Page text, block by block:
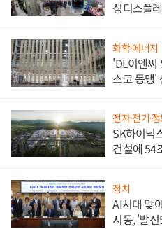
성디스플
화학·에너지
'DL이앤씨
스코 동맹'
전자·전기·
SK하이닉
건설에 54
정치
AI시대 맞
시동, '발전